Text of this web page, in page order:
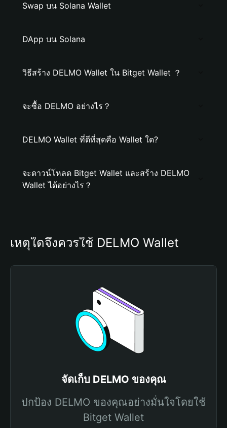
Swap บน Solana Wallet
DApp บน Solana
วิธีสร้าง DELMO Wallet ใน Bitget Wallet ？
จะซื้อ DELMO อย่างไร？
DELMO Wallet ที่ดีที่สุดคือ Wallet ใด?
จะดาวน์โหลด Bitget Wallet และสร้าง DELMO
Wallet ได้อย่างไร？
เหตุใดจึงควรใช้ DELMO Wallet
จัดเก็บ DELMO ของคุณ
ปกป้อง DELMO ของคุณอย่างมั่นใจโดยใช้
Bitget Wallet